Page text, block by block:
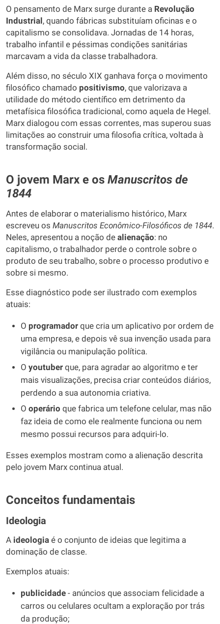
O pensamento de Marx surge durante a Revolução
Industrial, quando fábricas substituíam oficinas e o
capitalismo se consolidava. Jornadas de 14 horas,
trabalho infantil e péssimas condições sanitárias
marcavam a vida da classe trabalhadora.
Além disso, no século XIX ganhava força o movimento
filosófico chamado positivismo, que valorizava a
utilidade do método científico em detrimento da
metafísica filosófica tradicional, como aquela de Hegel.
Marx dialogou com essas correntes, mas superou suas
limitações ao construir uma filosofia crítica, voltada à
transformação social.
O jovem Marx e os Manuscritos de
1844
Antes de elaborar o materialismo histórico, Marx
escreveu os Manuscritos Econômico-Filosóficos de 1844.
Neles, apresentou a noção de alienação: no
capitalismo, o trabalhador perde o controle sobre o
produto de seu trabalho, sobre o processo produtivo e
sobre si mesmo.
Esse diagnóstico pode ser ilustrado com exemplos
atuais:
O programador que cria um aplicativo por ordem de
uma empresa, e depois vê sua invenção usada para
vigilância ou manipulação política.
O youtuber que, para agradar ao algoritmo e ter
mais visualizações, precisa criar conteúdos diários,
perdendo a sua autonomia criativa.
O operário que fabrica um telefone celular, mas não
faz ideia de como ele realmente funciona ou nem
mesmo possui recursos para adquiri-lo.
Esses exemplos mostram como a alienação descrita
pelo jovem Marx continua atual.
Conceitos fundamentais
Ideologia
A ideologia é o conjunto de ideias que legitima a
dominação de classe.
Exemplos atuais:
publicidade - anúncios que associam felicidade a
carros ou celulares ocultam a exploração por trás
da produção;